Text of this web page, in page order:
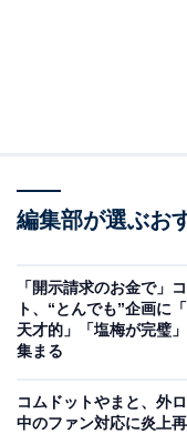
編集部が選ぶお
「開示請求のお金で」
ト、“とんでも”企画に
天才的」「塩梅が完璧
集まる
コムドットやまと、外
中のファン対応に炎上